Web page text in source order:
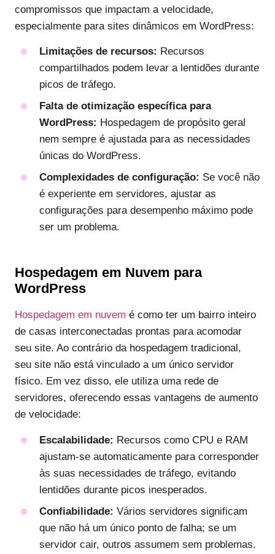
compromissos que impactam a velocidade,
especialmente para sites dinâmicos em WordPress:
Limitações de recursos: Recursos
compartilhados podem levar a lentidões durante
picos de tráfego.
Falta de otimização específica para
WordPress: Hospedagem de propósito geral
nem sempre é ajustada para as necessidades
únicas do WordPress.
Complexidades de configuração: Se você não
é experiente em servidores, ajustar as
configurações para desempenho máximo pode
ser um problema.
Hospedagem em Nuvem para
WordPress
Hospedagem em nuvem é como ter um bairro inteiro
de casas interconectadas prontas para acomodar
seu site. Ao contrário da hospedagem tradicional,
seu site não está vinculado a um único servidor
físico. Em vez disso, ele utiliza uma rede de
servidores, oferecendo essas vantagens de aumento
de velocidade:
Escalabilidade: Recursos como CPU e RAM
ajustam-se automaticamente para corresponder
às suas necessidades de tráfego, evitando
lentidões durante picos inesperados.
Confiabilidade: Vários servidores significam
que não há um único ponto de falha; se um
servidor cair, outros assumem sem problemas.